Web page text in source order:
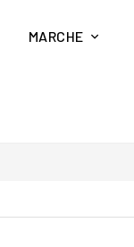
MARCHE